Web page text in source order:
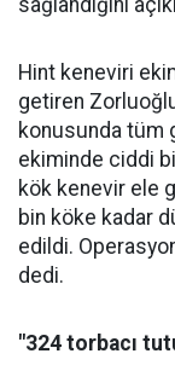
sağlandığını
Hint keneviri
getiren
konusunda tüm
ekiminde ciddi
kök kenevir ele
bin köke kadar
edildi.
dedi.
"324 torbacı